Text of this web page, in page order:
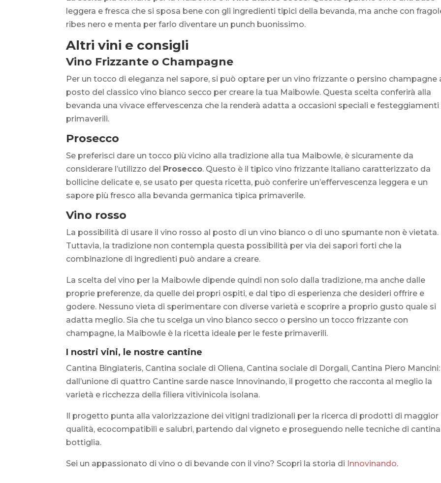
leggera e fresca che si sposa bene con gli ingredienti tipici della bevanda, ma anche con
ribes nero e menta per farlo diventare un punch buonissimo.
Altri vini e consigli
Vino Frizzante o Champagne
Per un tocco di eleganza nel sapore, si può optare per un vino frizzante o persino champagne
posto del classico vino bianco secco per creare la tua Maibowle. Questa scelta conferirà alla
bevanda una vivace effervescenza che la renderà adatta a occasioni speciali e festeggiamenti
primaverili.
Prosecco
Se preferisci dare un tocco più vicino alla tradizione alla tua Maibowle, è sicuramente da
considerare l’utilizzo del Prosecco. Questo è il tipico vino frizzante italiano caratterizzato da
bollicine delicate e, se usato per questa ricetta, può conferire un’effervescenza leggera e un
sapore più fresco alla bevanda germanica tipica primaverile.
Vino rosso
La possibilità di usare il vino rosso al posto di un vino bianco o di uno spumante non è vietata.
Tuttavia, la tradizione non contempla questa possibilità per via dei sapori forti che la
combinazione di ingredienti può andare a creare.
La scelta del vino per la Maibowle dipende quindi non solo dalla tradizione, ma anche dalle
proprie preferenze, da quelle dei propri ospiti, e dal tipo di esperienza che desideri offrire e
godere. Nessuno vieta di sperimentare con diverse varietà e scoprire a proprio gusto quale si
adatta meglio. Sia che tu scelga un vino bianco secco o persino un tocco frizzante con
champagne, la Maibowle è la ricetta ideale per le feste primaverili.
I nostri vini, le nostre cantine
Cantina Bingiateris, Cantina sociale di Oliena, Cantina sociale di Dorgali, Cantina Piero Mancini:
dall’unione di quattro Cantine sarde nasce Innovinando, il progetto che racconta al meglio la
varietà e ricchezza della filiera vitivinicola isolana.
Il progetto punta alla valorizzazione dei vitigni tradizionali per la ricerca di prodotti di maggior
qualità, ecocompatibili e salubri, partendo dal vigneto e proseguendo nelle tecniche di
bottiglia.
Sei un appassionato di vino o di bevande con il vino? Scopri la storia di Innovinando.